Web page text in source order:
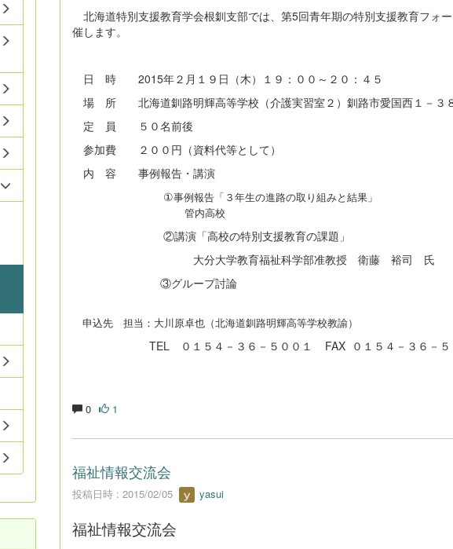
北海道特別支援教育学会根釧支部では、第5回青年期の特別支援教育フォ
催します。
日 時 2015年２月１９日（木）１９：００～２０：４５
場 所 北海道釧路明輝高等学校（介護実習室２）釧路市愛国西１－３
定 員 ５０名前後
参加費 ２００円（資料代等として）
内 容 事例報告・講演
①事例報告「３年生の進路の取り組みと結果」
管内高校
②講演「高校の特別支援教育の課題」
大分大学教育福祉科学部准教授 衛藤 裕司 氏
③グループ討論
申込先 担当：大川原卓也（北海道釧路明輝高等学校教諭）
TEL ０１５４－３６－５００１ FAX ０１５４－３６－
0 1
福祉情報交流会
投稿日時 : 2015/02/05 yasui
福祉情報交流会